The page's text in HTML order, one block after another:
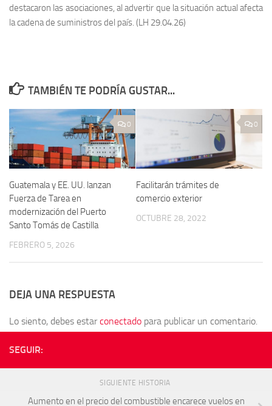
destacaron las asociaciones, al advertir que la situación actual afecta
la cadena de suministros del país. (LH 29.04.26)
TAMBIÉN TE PODRÍA GUSTAR...
0
Guatemala y EE. UU. lanzan
Fuerza de Tarea en
modernización del Puerto
Santo Tomás de Castilla
FEBRERO 5, 2026
0
Facilitarán trámites de
comercio exterior
OCTUBRE 28, 2022
DEJA UNA RESPUESTA
Lo siento, debes estarconectado para publicar un comentario.
SEGUIR:
SIGUIENTE HISTORIA
Aumento en el precio del combustible encarece vuelos en